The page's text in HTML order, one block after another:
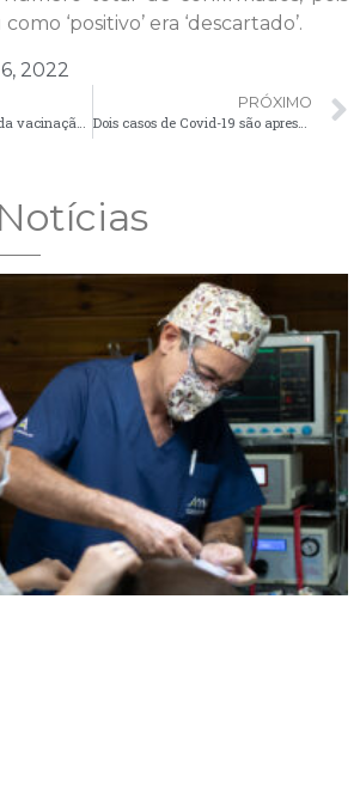
‘positivo’ era ‘descartado’.
2022
PRÓXIMO
Dois casos de Covid-19 são apresentados no boletim desta quinta-feira (08)